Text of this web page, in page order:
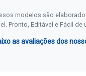
modelos são
Pronto, Editável e Fácil de
as avaliações dos